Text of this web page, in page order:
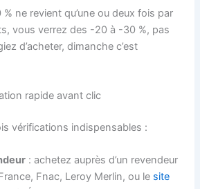
ne revient qu’une ou deux fois par
vous verrez des -20 à -30 %, pas
d’acheter, dimanche c’est
rapide avant clic
vérifications indispensables :
: achetez auprès d’un revendeur
Fnac, Leroy Merlin, ou le site